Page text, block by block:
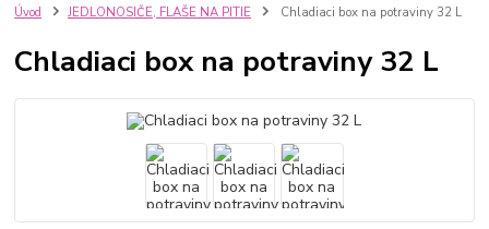
Úvod JEDLONOSIČE, FLAŠE NA PITIE Chladiaci box na potraviny 32 L
Chladiaci box na potraviny 32 L